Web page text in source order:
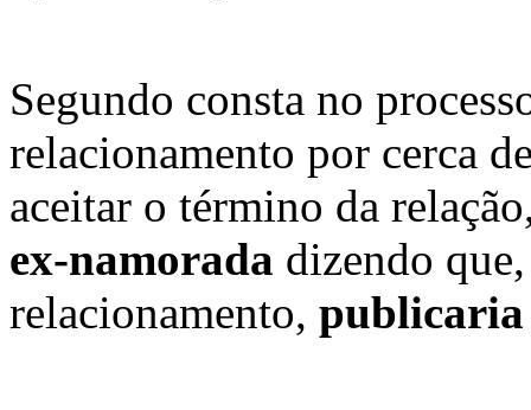
Segundo consta no
relacionamento por cerca
aceitar o término da
ex-namorada dizendo
relacionamento, publicaria